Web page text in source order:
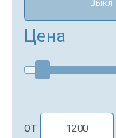
Выкл
Цена
от